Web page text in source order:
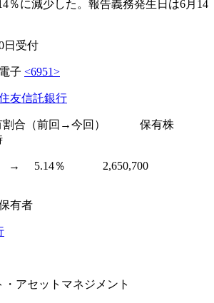
％に減少した。報告義務発生日は6月14
受付
子 <6951>
友信託銀行
割合（前回→今回） 保有株
％ → 5.14％ 2,650,700
有者
アセットマネジメント